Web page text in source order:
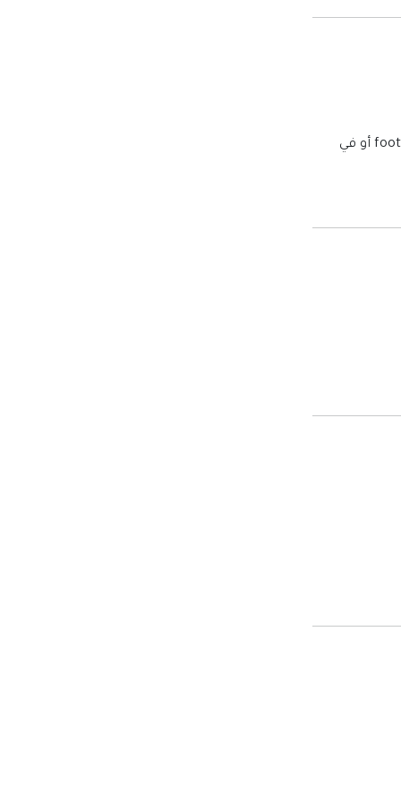
: يسمح بعرض روابط التواصل الاجتماعي (فيسبوك، تويتر، إنستغرام...) في.footer أو في